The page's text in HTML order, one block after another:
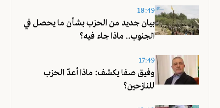
18:49
بيان جديد من الحزب بشأن ما يحصل في
الجنوب.. ماذا جاء فيه؟
17:49
وفيق صفا يكشف: ماذا أعدّ الحزب
للنازحين؟